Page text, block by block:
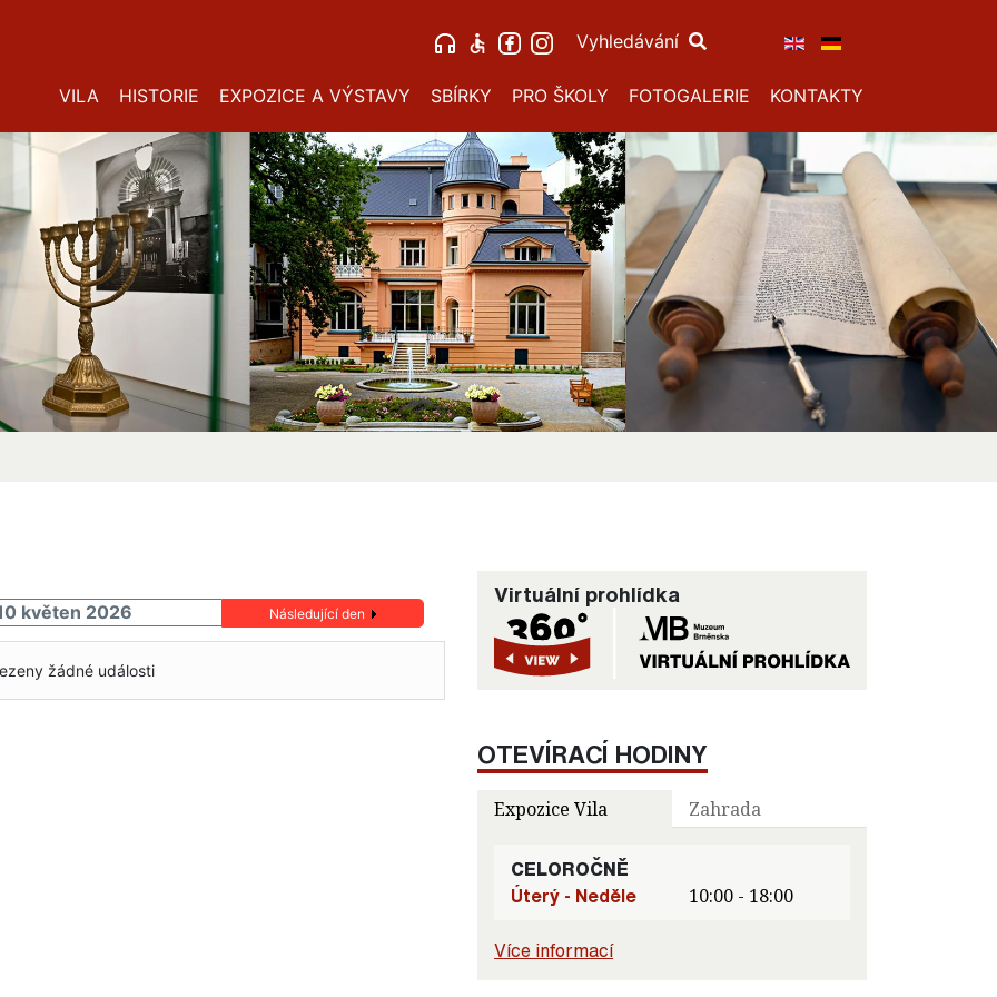
Vyhledávání
VILA HISTORIE EXPOZICE A VÝSTAVY SBÍRKY PRO ŠKOLY FOTOGALERIE KONTAKTY
květen 2026 Následující den
žádné události
Virtuální prohlídka
OTEVÍRACÍ HODINY
Expozice Vila Zahrada
CELOROČNĚ
Úterý - Neděle
10:00 - 18:00
Více informací